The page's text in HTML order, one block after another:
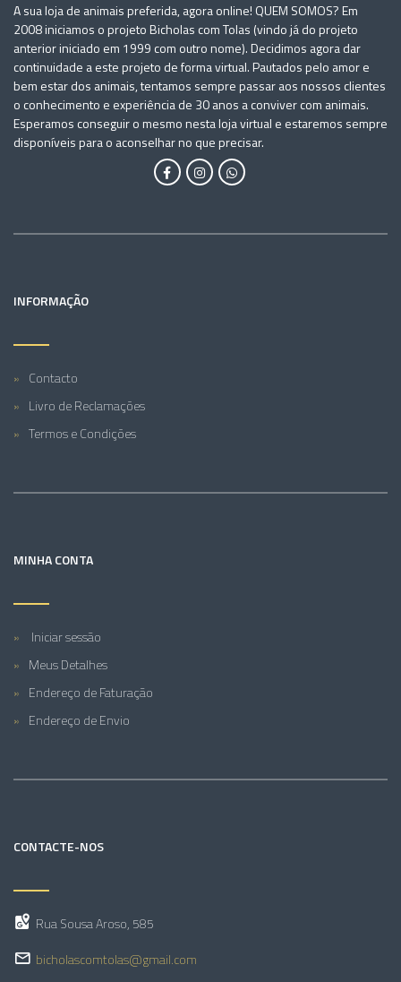
A sua loja de animais preferida, agora online! QUEM SOMOS? Em
2008 iniciamos o projeto Bicholas com Tolas (vindo já do projeto
anterior iniciado em 1999 com outro nome). Decidimos agora dar
continuidade a este projeto de forma virtual. Pautados pelo amor e
bem estar dos animais, tentamos sempre passar aos nossos clientes
o conhecimento e experiência de 30 anos a conviver com animais.
Esperamos conseguir o mesmo nesta loja virtual e estaremos sempre
disponíveis para o aconselhar no que precisar.
INFORMAÇÃO
Contacto
Livro de Reclamações
Termos e Condições
MINHA CONTA
Iniciar sessão
Meus Detalhes
Endereço de Faturação
Endereço de Envio
CONTACTE-NOS
Rua Sousa Aroso, 585
bicholascomtolas@gmail.com